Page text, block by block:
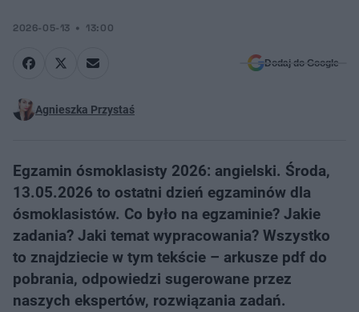
2026-05-13 13:00
Dodaj do Google
Agnieszka Przystaś
Egzamin ósmoklasisty 2026: angielski. Środa,
13.05.2026 to ostatni dzień egzaminów dla
ósmoklasistów. Co było na egzaminie? Jakie
zadania? Jaki temat wypracowania? Wszystko
to znajdziecie w tym tekście – arkusze pdf do
pobrania, odpowiedzi sugerowane przez
naszych ekspertów, rozwiązania zadań.